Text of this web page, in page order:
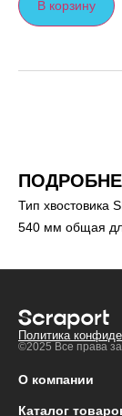
В корзину
Тип хвостовика
540 мм общая
Политика
©2025 Все права
О компании
Каталог